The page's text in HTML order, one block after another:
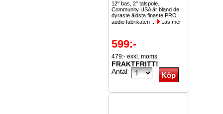
12" bas, 2" talspole.
Community USA är bland de
dyraste äldsta finaste PRO
audio fabrikaten ...
Läs mer
599:-
479:- exkl. moms
FRAKTFRITT!
Antal